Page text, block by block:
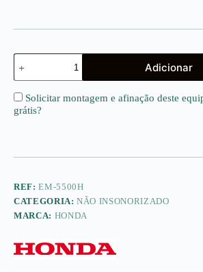
Quantidade
de
EM5500
CXS
HONDA
Adicionar
Solicitar montagem e afinação deste
grátis?
REF:EM-5500H
CATEGORIA:NÃO INSONORIZADO
MARCA: HONDA